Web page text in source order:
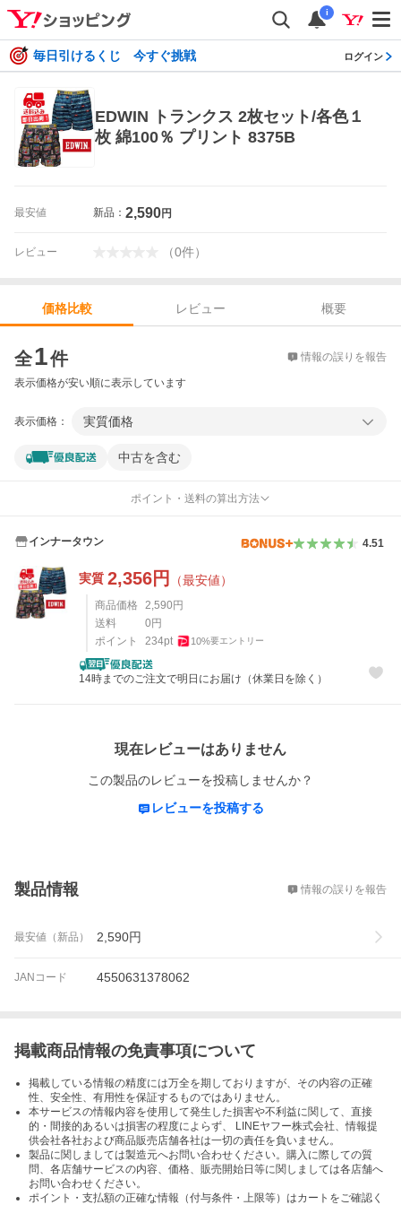
i
毎日引けるくじ 今すぐ挑戦 ログイン
EDWIN トランクス 2枚セット/各色１
枚 綿100％ プリント 8375B
最安値 新品： 2,590円
レビュー （0件）
価格比較 レビュー
概要
全1件 情報の誤りを報告
表示価格が安い順に表示しています
表示価格： 実質価格
中古を含む
ポイント・送料の算出方法
インナータウン 4.51
実質 2,356円 （最安値）
商品価格 2,590 円
送料
0 円
ポイント
234pt 10%要エントリー
14時までのご注文で明日にお届け（休業日を除く）
現在レビューはありません
この製品のレビューを投稿しませんか？
レビューを投稿する
製品情報 情報の誤りを報告
最安値（新品） 2,590円
JANコード 4550631378062
掲載商品情報の免責事項について
掲載している情報の精度には万全を期しておりますが、その内容の正確
性、安全性、有用性を保証するものではありません。
本サービスの情報内容を使用して発生した損害や不利益に関して、直接
的・間接的あるいは損害の程度によらず、 LINEヤフー株式会社、情報提
供会社各社および商品販売店舗各社は一切の責任を負いません。
製品に関しましては製造元へお問い合わせください。購入に際しての質
問、各店舗サービスの内容、価格、販売開始日等に関しましては各店舗へ
お問い合わせください。
ポイント・支払額の正確な情報（付与条件・上限等）はカートをご確認く